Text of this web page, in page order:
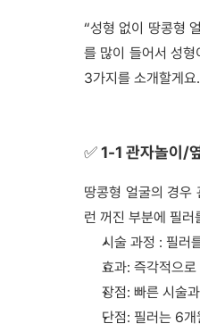
“성형 없이 땅콩형
를 많이 들어서 성
3가지를 소개할게요.
✅ 1-1 관자놀이/
땅콩형 얼굴의 경우
런 꺼진 부분에 필
시술 과정 : 필러
효과: 즉각적으
장점: 빠른 시술
단점: 필러는 6